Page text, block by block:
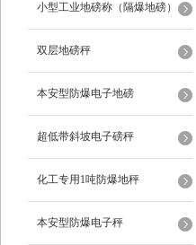
小型工业地磅称（隔爆地磅）
双层地磅秤
本安型防爆电子地磅
超低带斜坡电子磅秤
化工专用1吨防爆地秤
本安型防爆电子秤